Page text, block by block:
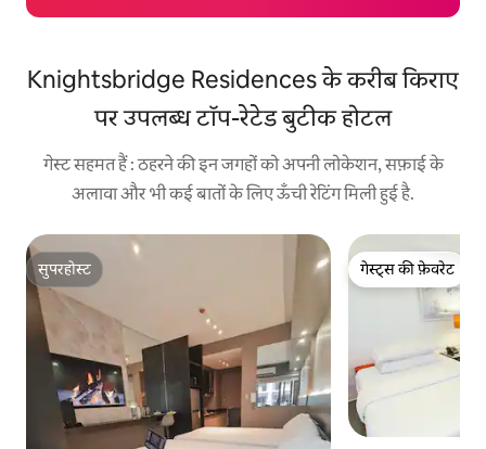
Knightsbridge Residences के करीब किराए
पर उपलब्ध टॉप-रेटेड बुटीक होटल
गेस्ट सहमत हैं : ठहरने की इन जगहों को अपनी लोकेशन, सफ़ाई के
अलावा और भी कई बातों के लिए ऊँची रेटिंग मिली हुई है.
सुपरहोस्ट
सुपरहोस्ट
गेस्ट्स की फ़ेवरेट
गेस्ट्स की फ़ेवरेट